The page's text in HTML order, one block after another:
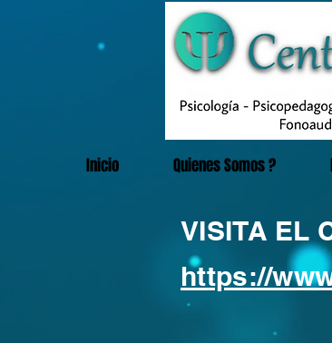
Inicio Quienes Somos ?
VISITA EL
https://